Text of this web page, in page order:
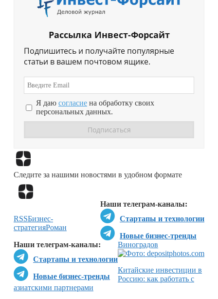
Рассылка Инвест-Форсайт
Подпишитесь и получайте популярные
статьи в вашем почтовом ящике.
Я даю согласие на обработку своих
персональных данных.
Следите за нашими новостями в удобном формате
Наши телеграм-каналы:
Стартапы и технологии
Новые бизнес-тренды
Наши телеграм-каналы:
Стартапы и технологии
Новые бизнес-тренды
RSSБизнес-
стратегияРоман
Виноградов
Китайские инвестиции в
Россию: как работать с
азиатскими партнерами